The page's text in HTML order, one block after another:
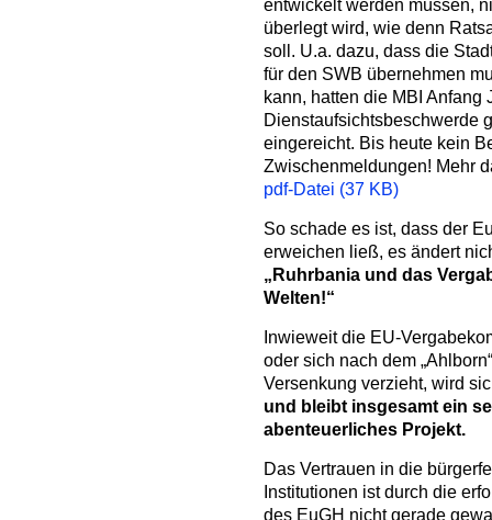
entwickelt werden müssen,
überlegt wird, wie denn
soll. U.a. dazu, dass die
für den SWB übernehmen
kann, hatten die MBI Anfang
Dienstaufsichtsbeschwerde
eingereicht. Bis heute kein
Zwischenmeldungen! Mehr
pdf-Datei (37 KB)
So schade es ist, dass der
erweichen ließ, es ändert
„Ruhrbania und das
Welten!“
Inwieweit die EU-
oder sich nach dem
Versenkung verzieht, wird
und bleibt insgesamt ein
abenteuerliches Projekt.
Das Vertrauen in die
Institutionen ist durch die
des EuGH nicht gerade